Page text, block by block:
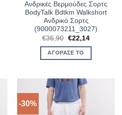
Ανδρικές Βερμούδες Σορτς
BodyTalk Bdtkm Walkshort
Ανδρικό Σορτς
(9000073211_3027)
€36,90 Original
price
was:
€36,90.
€22,14Η
ΑΓΌΡΑΣΈ ΤΟ
-30%